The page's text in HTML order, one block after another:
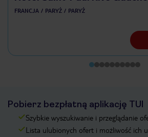
FRANCJA PARYŻ PARYŻ
Pobierz bezpłatną aplikację TUI
Szybkie wyszukiwanie i przeglądanie
Lista ulubionych ofert i możliwość ich